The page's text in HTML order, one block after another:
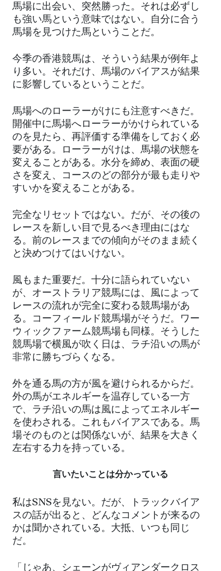
馬場に出会い、突然勝った。それは必ずし
も強い馬という意味ではない。自分に合う
馬場を見つけた馬ということだ。
今季の香港競馬は、そういう結果が例年よ
り多い。それだけ、馬場のバイアスが結果
に影響しているということだ。
馬場へのローラーがけにも注意すべきだ。
開催中に馬場へローラーがかけられている
のを見たら、再評価する準備をしておく必
要がある。ローラーがけは、馬場の状態を
変えることがある。水分を締め、表面の硬
さを変え、コースのどの部分が最も走りや
すいかを変えることがある。
完全なリセットではない。だが、その後の
レースを新しい目で見るべき理由にはな
る。前のレースまでの傾向がそのまま続く
と決めつけてはいけない。
風もまた重要だ。十分に語られていない
が、オーストラリア競馬には、風によって
レースの流れが完全に変わる競馬場があ
る。コーフィールド競馬場がそうだ。ワー
ウィックファーム競馬場も同様。そうした
競馬場で横風が吹く日は、ラチ沿いの馬が
非常に勝ちづらくなる。
外を通る馬の方が風を避けられるからだ。
外の馬がエネルギーを温存している一方
で、ラチ沿いの馬は風によってエネルギー
を使わされる。これもバイアスである。馬
場そのものとは関係ないが、結果を大きく
左右する力を持っている。
言いたいことは分かっている
私はSNSを見ない。だが、トラックバイア
スの話が出ると、どんなコメントが来るの
かは聞かされている。大抵、いつも同じ
だ。
「じゃあ、シェーンがヴィアンダークロス